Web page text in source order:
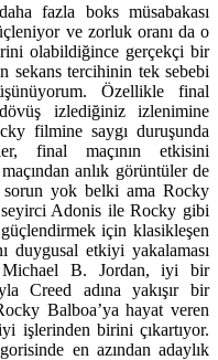
fazla boks müsabakası
ve zorluk oranı da o
olabildiğince gerçekçi bir
sekans tercihinin tek sebebi
Özellikle final
izlediğiniz izlenimine
filmine saygı duruşunda
final maçının etkisini
anlık görüntüler de
sorun yok belki ama Rocky
Adonis ile Rocky gibi
için klasikleşen
duygusal etkiyi yakalaması
B. Jordan, iyi bir
Creed adına yakışır bir
Balboa’ya hayat veren
işlerinden birini çıkartıyor.
en azından adaylık